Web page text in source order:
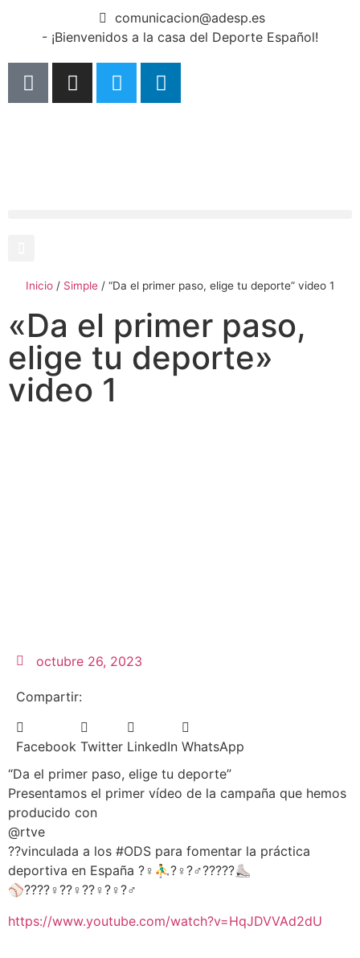
comunicacion@adesp.es
- ¡Bienvenidos a la casa del Deporte Español!
Inicio / Simple / “Da el primer paso, elige tu deporte” video 1
«Da el primer paso,
elige tu deporte»
video 1
octubre 26, 2023
Compartir:
Facebook Twitter LinkedIn WhatsApp
“Da el primer paso, elige tu deporte”
Presentamos el primer vídeo de la campaña que hemos
producido con
@rtve
??vinculada a los #ODS para fomentar la práctica
deportiva en España ?‍♀️⛹️‍♂️?️‍♀️?️‍♂️?????⛸
⚾️????‍♀️??‍♀️??‍♀️?‍♀️?‍♂️
https://www.youtube.com/watch?v=HqJDVVAd2dU